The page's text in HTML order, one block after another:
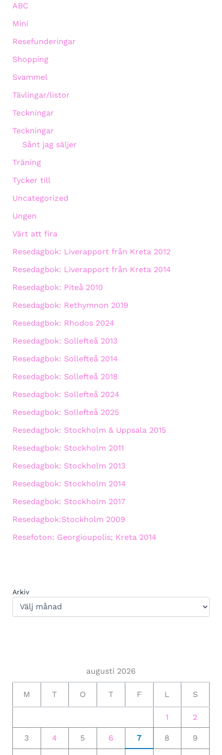
ABC
Mini
Resefunderingar
Shopping
Svammel
Tävlingar/listor
Teckningar
Teckningar
Sånt jag säljer
Träning
Tycker till
Uncategorized
Ungen
Värt att fira
Resedagbok: Liverapport från Kreta 2012
Resedagbok: Liverapport från Kreta 2014
Resedagbok: Piteå 2010
Resedagbok: Rethymnon 2019
Resedagbok: Rhodos 2024
Resedagbok: Sollefteå 2013
Resedagbok: Sollefteå 2014
Resedagbok: Sollefteå 2018
Resedagbok: Sollefteå 2024
Resedagbok: Sollefteå 2025
Resedagbok: Stockholm & Uppsala 2015
Resedagbok: Stockholm 2011
Resedagbok: Stockholm 2013
Resedagbok: Stockholm 2014
Resedagbok: Stockholm 2017
Resedagbok:Stockholm 2009
Resefoton: Georgioupolis; Kreta 2014
Arkiv
augusti 2026
M T O T F L S
1 2
3 4 5 6 7 8 9